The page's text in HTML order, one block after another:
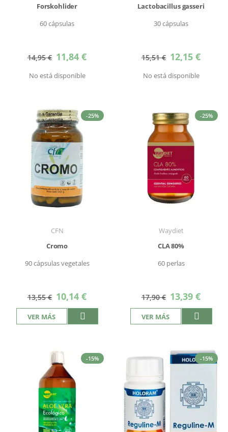
Forskohlider
60 cápsulas
14,95 € Precio
especial
11,84 €
No está disponible
Lactobacillus gasseri
30 cápsulas
15,51 € Precio
especial
12,15 €
No está disponible
-25%
CFN
Cromo
90 cápsulas vegetales
13,55 € Precio
especial
10,14 €
VER MÁS
-25%
Waydiet
CLA 80%
60 perlas
17,90 € Precio
especial
13,39 €
VER MÁS
-15% -15%